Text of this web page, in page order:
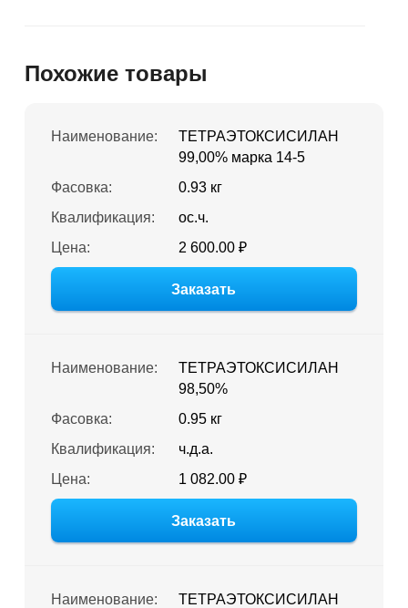
Похожие товары
Наименование:
ТЕТРАЭТОКСИСИЛАН
99,00% марка 14-5
Фасовка:
0.93 кг
Квалификация:
ос.ч.
Цена:
2 600.00 ₽
Заказать
Наименование:
ТЕТРАЭТОКСИСИЛАН
98,50%
Фасовка:
0.95 кг
Квалификация:
ч.д.а.
Цена:
1 082.00 ₽
Заказать
Наименование:
ТЕТРАЭТОКСИСИЛАН